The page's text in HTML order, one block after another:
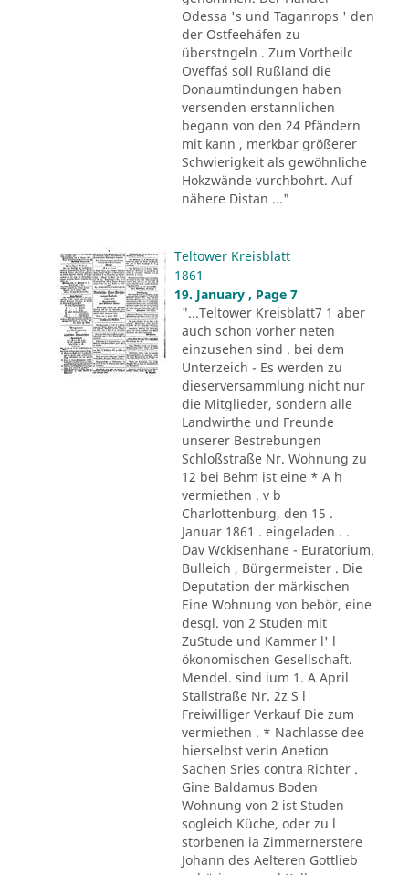
Odessa 's und Taganrops ' den
der Ostfeehäfen zu
überstngeln . Zum Vortheilc
Oveffa´s soll Rußland die
Donaumtindungen haben
versenden erstannlichen
begann von den 24 Pfändern
mit kann , merkbar größerer
Schwierigkeit als gewöhnliche
Hokzwände vurchbohrt. Auf
nähere Distan ..."
Teltower Kreisblatt
1861
19. January , Page 7
"...Teltower Kreisblatt7 1 aber
auch schon vorher neten
einzusehen sind . bei dem
Unterzeich - Es werden zu
dieserversammlung nicht nur
die Mitglieder, sondern alle
Landwirthe und Freunde
unserer Bestrebungen
Schloßstraße Nr. Wohnung zu
12 bei Behm ist eine * A h
vermiethen . v b
Charlottenburg, den 15 .
Januar 1861 . eingeladen . .
Dav Wckisenhane - Euratorium.
Bulleich , Bürgermeister . Die
Deputation der märkischen
Eine Wohnung von bebör, eine
desgl. von 2 Studen mit
ZuStude und Kammer l' l
ökonomischen Gesellschaft.
Mendel. sind ium 1. A April
Stallstraße Nr. 2z S l
Freiwilliger Verkauf Die zum
vermiethen . * Nachlasse dee
hierselbst verin Anetion
Sachen Sries contra Richter .
Gine Baldamus Boden
Wohnung von 2 ist Studen
sogleich Küche, oder zu l
storbenen ia Zimmernerstere
Johann des Aelteren Gottlieb